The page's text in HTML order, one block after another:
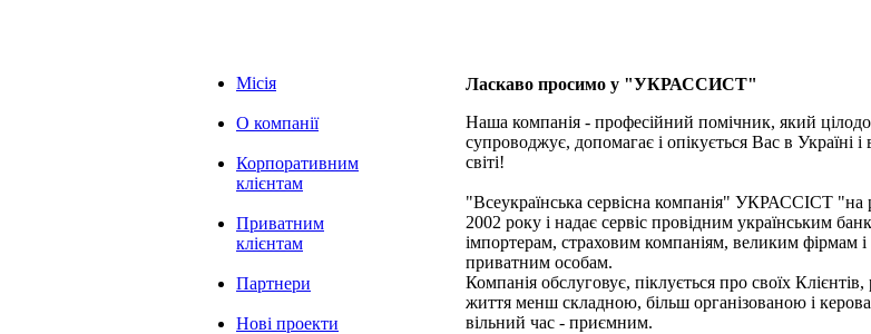
Місія
О компанії
Корпоративним
клієнтам
Приватним
клієнтам
Партнери
Нові проекти
Ласкаво просимо у "УКРАССИСТ"
Наша компанія - професійний помічник, який
супроводжує, допомагає і опікується Вас в Україні і
світі!
"Всеукраїнська сервісна компанія" УКРАССІСТ "на
2002 року і надає сервіс провідним українським
імпортерам, страховим компаніям, великим фірмам і
приватним особам.
Компанія обслуговує, піклується про своїх Клієнтів,
життя менш складною, більш організованою і
вільний час - приємним.